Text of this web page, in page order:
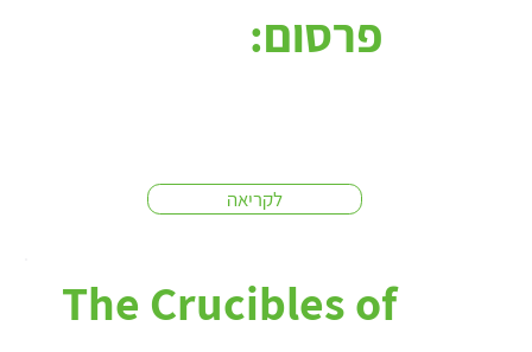
לקריאה
פרסום:
The Crucibles of